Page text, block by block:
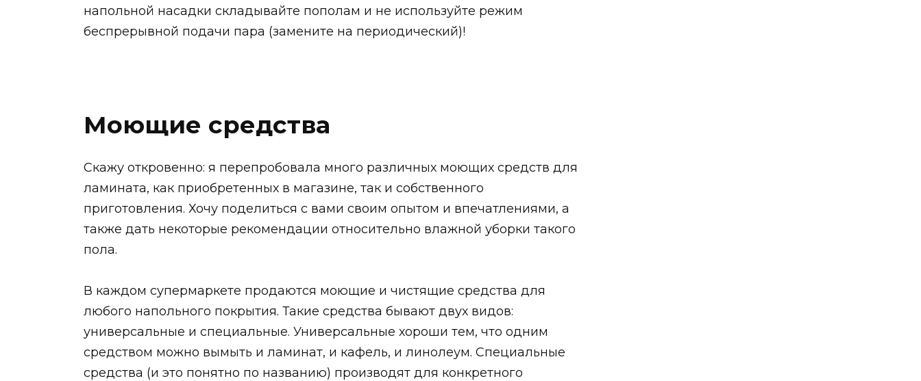
напольной насадки складывайте пополам и не используйте режим
беспрерывной подачи пара (замените на периодический)!
Моющие средства
Скажу откровенно: я перепробовала много различных моющих средств для
ламината, как приобретенных в магазине, так и собственного
приготовления. Хочу поделиться с вами своим опытом и впечатлениями, а
также дать некоторые рекомендации относительно влажной уборки такого
пола.
В каждом супермаркете продаются моющие и чистящие средства для
любого напольного покрытия. Такие средства бывают двух видов:
универсальные и специальные. Универсальные хороши тем, что одним
средством можно вымыть и ламинат, и кафель, и линолеум. Специальные
средства (и это понятно по названию) производят для конкретного